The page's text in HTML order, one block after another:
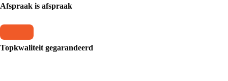
Afspraak is afspraak
Topkwaliteit gegarandeerd